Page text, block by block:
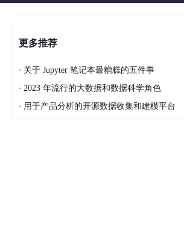
学家必须判断模型何时可以进行生产部署。
我希望这篇文章能帮助你了解数据科学的基础
在这个利润丰厚的领域从事职业,请查看德里
行业专业人士打造。
更多推荐
· 关于 Jupyter 笔记本最糟糕的五件事
· 2023 年流行的大数据和数据科学角色
· 用于产品分析的开源数据收集和建模平台